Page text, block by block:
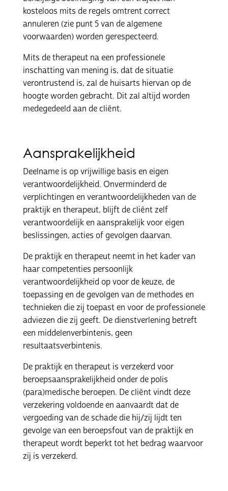
kosteloos mits de regels omtrent correct
annuleren (zie punt 5 van de algemene
voorwaarden) worden gerespecteerd.
Mits de therapeut na een professionele
inschatting van mening is, dat de situatie
verontrustend is, zal de huisarts hiervan op de
hoogte worden gebracht. Dit zal altijd worden
medegedeeld aan de cliënt.
Aansprakelijkheid
Deelname is op vrijwillige basis en eigen
verantwoordelijkheid. Onverminderd de
verplichtingen en verantwoordelijkheden van de
praktijk en therapeut, blijft de cliënt zelf
verantwoordelijk en aansprakelijk voor eigen
beslissingen, acties of gevolgen daarvan.
De praktijk en therapeut neemt in het kader van
haar competenties persoonlijk
verantwoordelijkheid op voor de keuze, de
toepassing en de gevolgen van de methodes en
technieken die zij toepast en voor de professionele
adviezen die zij geeft. De dienstverlening betreft
een middelenverbintenis, geen
resultaatsverbintenis.
De praktijk en therapeut is verzekerd voor
beroepsaansprakelijkheid onder de polis
(para)medische beroepen. De cliënt vindt deze
verzekering voldoende en aanvaardt dat de
vergoeding van de schade die hij/zij lijdt ten
gevolge van een beroepsfout van de praktijk en
therapeut wordt beperkt tot het bedrag waarvoor
zij is verzekerd.